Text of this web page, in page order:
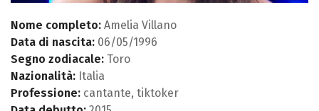
Nome completo: Amelia Villano
Data di nascita: 06/05/1996
Segno zodiacale: Toro
Nazionalità: Italia
Professione: cantante, tiktoker